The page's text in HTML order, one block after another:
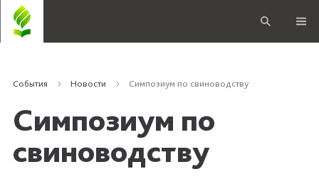
События Новости Симпозиум по свиноводству
Симпозиум по
свиноводству